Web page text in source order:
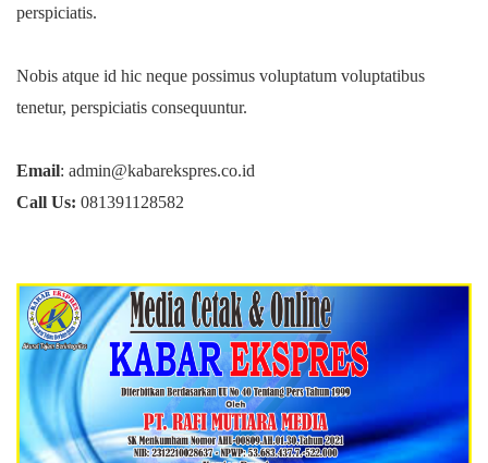
perspiciatis.
Nobis atque id hic neque possimus voluptatum voluptatibus
tenetur, perspiciatis consequuntur.
Email: admin@kabarekspres.co.id
Call Us: 081391128582